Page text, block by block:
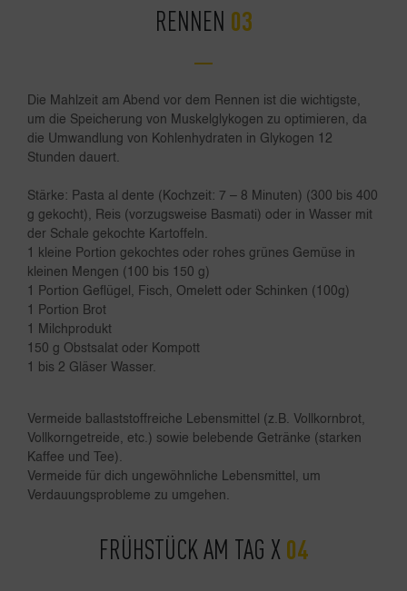
RENNEN
Die Mahlzeit am Abend vor dem Rennen ist die wichtigste,
um die Speicherung von Muskelglykogen zu optimieren, da
die Umwandlung von Kohlenhydraten in Glykogen 12
Stunden dauert.
Stärke: Pasta al dente (Kochzeit: 7 – 8 Minuten) (300 bis 400
g gekocht), Reis (vorzugsweise Basmati) oder in Wasser mit
der Schale gekochte Kartoffeln.
1 kleine Portion gekochtes oder rohes grünes Gemüse in
kleinen Mengen (100 bis 150 g)
1 Portion Geflügel, Fisch, Omelett oder Schinken (100g)
1 Portion Brot
1 Milchprodukt
150 g Obstsalat oder Kompott
1 bis 2 Gläser Wasser.
Vermeide ballaststoffreiche Lebensmittel (z.B. Vollkornbrot,
Vollkorngetreide, etc.) sowie belebende Getränke (starken
Kaffee und Tee).
Vermeide für dich ungewöhnliche Lebensmittel, um
Verdauungsprobleme zu umgehen.
FRÜHSTÜCK AM TAG X